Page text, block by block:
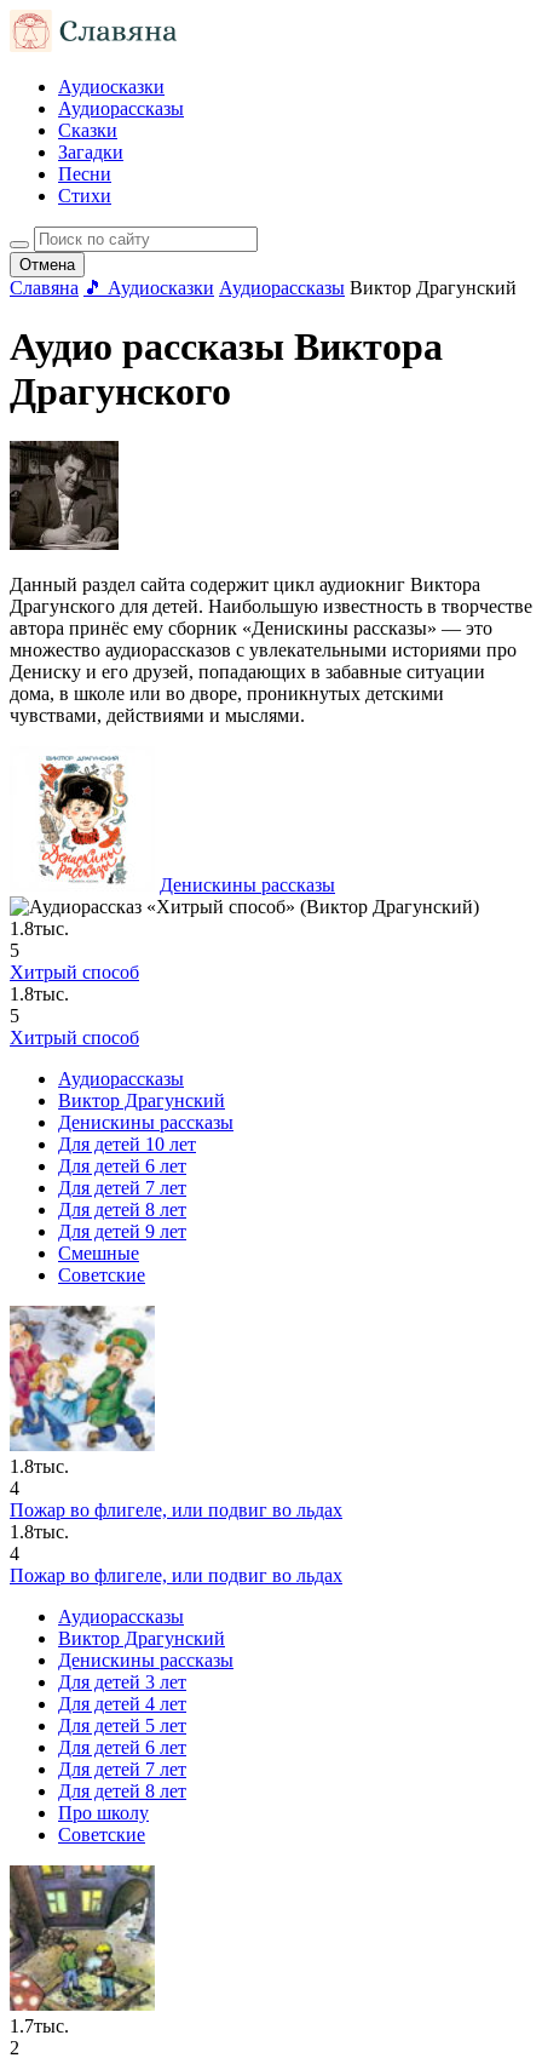
Аудиосказки
Аудиорассказы
Сказки
Загадки
Песни
Стихи
Отмена
Славяна 🎵 Аудиосказки Аудиорассказы Виктор Драгунский
Аудио рассказы Виктора
Драгунского
Данный раздел сайта содержит цикл аудиокниг Виктора
Драгунского для детей. Наибольшую известность в творчестве
автора принёс ему сборник «Денискины рассказы» — это
множество аудиорассказов с увлекательными историями про
Дениску и его друзей, попадающих в забавные ситуации
дома, в школе или во дворе, проникнутых детскими
чувствами, действиями и мыслями.
Денискины рассказы
1.8тыс.
5
Хитрый способ
1.8тыс.
5
Хитрый способ
Аудиорассказы
Виктор Драгунский
Денискины рассказы
Для детей 10 лет
Для детей 6 лет
Для детей 7 лет
Для детей 8 лет
Для детей 9 лет
Смешные
Советские
1.8тыс.
4
Пожар во флигеле, или подвиг во льдах
1.8тыс.
4
Пожар во флигеле, или подвиг во льдах
Аудиорассказы
Виктор Драгунский
Денискины рассказы
Для детей 3 лет
Для детей 4 лет
Для детей 5 лет
Для детей 6 лет
Для детей 7 лет
Для детей 8 лет
Про школу
Советские
1.7тыс.
2